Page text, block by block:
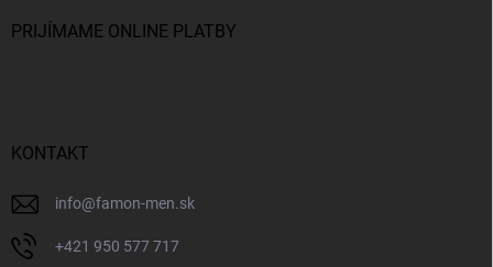
PRIJÍMAME ONLINE PLATBY
KONTAKT
info@famon-men.sk
+421 950 577 717